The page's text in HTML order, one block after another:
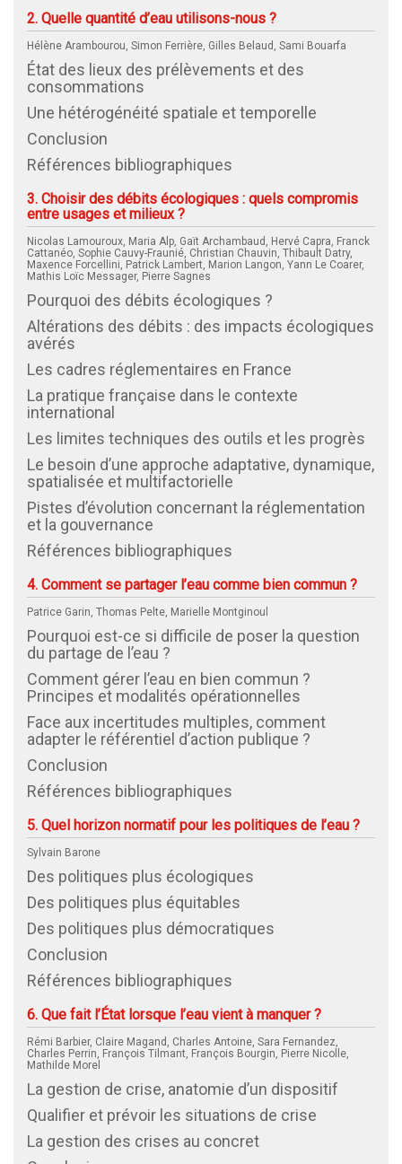
2. Quelle quantité d’eau utilisons-nous ?
Hélène Arambourou, Simon Ferrière, Gilles Belaud, Sami Bouarfa
État des lieux des prélèvements et des
consommations
Une hétérogénéité spatiale et temporelle
Conclusion
Références bibliographiques
3. Choisir des débits écologiques : quels compromis
entre usages et milieux ?
Nicolas Lamouroux, Maria Alp, Gaït Archambaud, Hervé Capra, Franck
Cattanéo, Sophie Cauvy-Fraunié, Christian Chauvin, Thibault Datry,
Maxence Forcellini, Patrick Lambert, Marion Langon, Yann Le Coarer,
Mathis Loïc Messager, Pierre Sagnes
Pourquoi des débits écologiques ?
Altérations des débits : des impacts écologiques
avérés
Les cadres réglementaires en France
La pratique française dans le contexte
international
Les limites techniques des outils et les progrès
Le besoin d’une approche adaptative, dynamique,
spatialisée et multifactorielle
Pistes d’évolution concernant la réglementation
et la gouvernance
Références bibliographiques
4. Comment se partager l’eau comme bien commun ?
Patrice Garin, Thomas Pelte, Marielle Montginoul
Pourquoi est-ce si difficile de poser la question
du partage de l’eau ?
Comment gérer l’eau en bien commun ?
Principes et modalités opérationnelles
Face aux incertitudes multiples, comment
adapter le référentiel d’action publique ?
Conclusion
Références bibliographiques
5. Quel horizon normatif pour les politiques de l’eau ?
Sylvain Barone
Des politiques plus écologiques
Des politiques plus équitables
Des politiques plus démocratiques
Conclusion
Références bibliographiques
6. Que fait l’État lorsque l’eau vient à manquer ?
Rémi Barbier, Claire Magand, Charles Antoine, Sara Fernandez,
Charles Perrin, François Tilmant, François Bourgin, Pierre Nicolle,
Mathilde Morel
La gestion de crise, anatomie d’un dispositif
Qualifier et prévoir les situations de crise
La gestion des crises au concret